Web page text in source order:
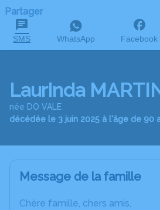
Partager
SMS WhatsApp Facebook
Laurinda
née DO VALE
décédée le 3 juin 2025 à l'âge de 90
Message de la famille
Chère famille, chers amis,